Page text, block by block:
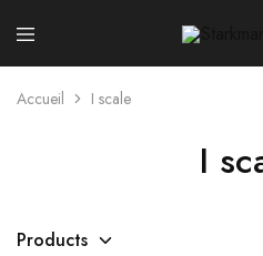
Starkmarket.ma
Accueil I scale
I
Products